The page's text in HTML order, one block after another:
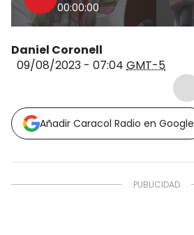
00:00:00
Daniel Coronell
09/08/2023 - 07:04 GMT-5
Añadir Caracol Radio en Google